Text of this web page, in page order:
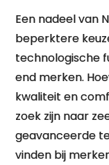
Een nadeel van
beperktere
technologische
end merken.
kwaliteit en
zoek zijn naar
geavanceerde
vinden bij